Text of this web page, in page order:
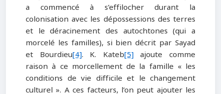
a commencé à s’effilocher durant la
colonisation avec les dépossessions des terres
et le déracinement des autochtones (qui a
morcelé les familles), si bien décrit par Sayad
et Bourdieu[4]. K. Kateb[5]ajoute comme
raison à ce morcellement de la famille « les
conditions de vie difficile et le changement
culturel ». A ces facteurs, l’on peut ajouter les